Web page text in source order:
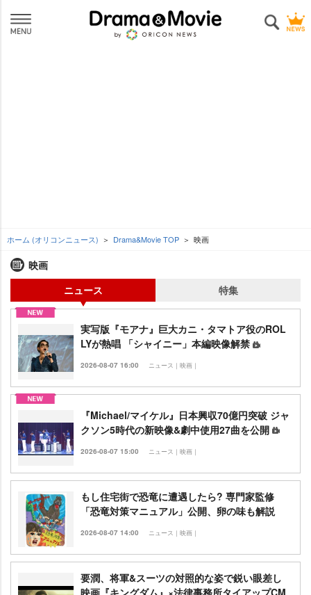
ホーム (オリコンニュース) Drama&Movie TOP 映画
映画
ニュース
特集
実写版『モアナ』巨大カニ・タマトア役のROL
LYが熱唱 「シャイニー」本編映像解禁
2026-08-07 16:00 ニュース｜映画｜
『Michael/マイケル』日本興収70億円突破 ジャ
クソン5時代の新映像&劇中使用27曲を公開
2026-08-07 15:00 ニュース｜映画｜
もし住宅街で恐竜に遭遇したら? 専門家監修
「恐竜対策マニュアル」公開、卵の味も解説
2026-08-07 14:00 ニュース｜映画｜
要潤、将軍&スーツの対照的な姿で鋭い眼差し
映画『キングダム』×法律事務所タイアップCM